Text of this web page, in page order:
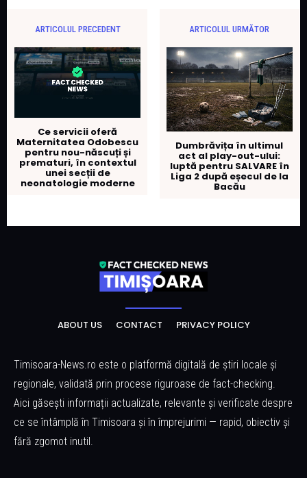
ARTICOLUL PRECEDENT
Ce servicii oferă
Maternitatea Odobescu
pentru nou-născuți și
prematuri, în contextul
unei secții de
neonatologie moderne
ARTICOLUL URMĂTOR
Dumbrăvița în ultimul
act al play-out-ului:
luptă pentru SALVARE în
Liga 2 după eșecul de la
Bacău
ABOUT US CONTACT PRIVACY POLICY
Timisoara-News.ro este o platformă digitală de știri locale și
regionale, validată prin procese riguroase de fact-checking.
Aici găsești informații actualizate, relevante și verificate despre
ce se întâmplă în Timisoara și în împrejurimi — rapid, obiectiv și
fără zgomot inutil.